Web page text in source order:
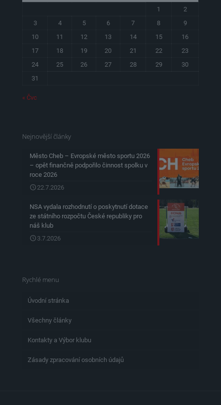
1
2
3
4 5 6 7 8
9
10
11 12 13 14 15
16
17
18 19 20 21 22
23
24
25 26 27 28 29
30
31
« Čvc
Nejnovější články
Město Cheb – Evropské město sportu 2026
– opět finančně podpořilo činnost spolku v
roce 2026
22.7.2026
NSA vydala rozhodnutí o poskytnutí dotace
ze státního rozpočtu České republiky pro
náš klub
3.7.2026
Rychlé menu
Úvodní stránka
Všechny články
Kontakty a Výbor klubu
Zásady zpracování osobních údajů